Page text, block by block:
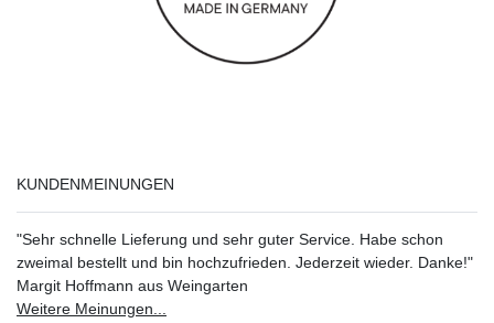
KUNDENMEINUNGEN
"Sehr schnelle Lieferung und sehr guter Service. Habe schon
zweimal bestellt und bin hochzufrieden. Jederzeit wieder. Danke!"
Margit Hoffmann aus Weingarten
Weitere Meinungen...